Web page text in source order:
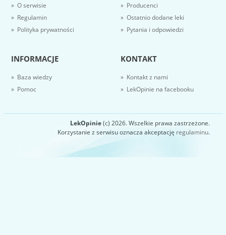
» O serwisie
» Regulamin
» Polityka prywatności
» Producenci
» Ostatnio dodane leki
» Pytania i odpowiedzi
INFORMACJE
» Baza wiedzy
» Pomoc
KONTAKT
» Kontakt z nami
» LekOpinie na facebooku
LekOpinie(c) 2026. Wszelkie prawa zastrzeżone.
Korzystanie z serwisu oznacza akceptację regulaminu.